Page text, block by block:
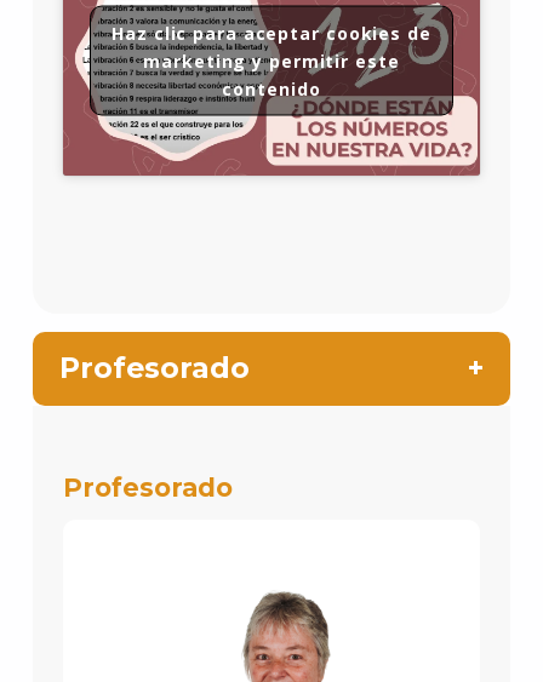
Haz clic para aceptar cookies de
marketing y permitir este
contenido
Profesorado
Profesorado